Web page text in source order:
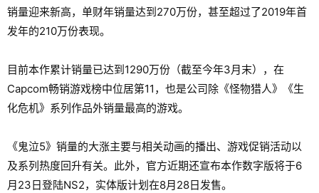
销量迎来新高，单财年销量达到270万份，甚至超过了2019年首
发年的210万份表现。
目前本作累计销量已达到1290万份（截至今年3月末），在
Capcom畅销游戏榜中位居第11，也是公司除《怪物猎人》《生
化危机》系列作品外销量最高的游戏。
《鬼泣5》销量的大涨主要与相关动画的播出、游戏促销活动以
及系列热度回升有关。此外，官方近期还宣布本作数字版将于6
月23日登陆NS2，实体版计划在8月28日发售。